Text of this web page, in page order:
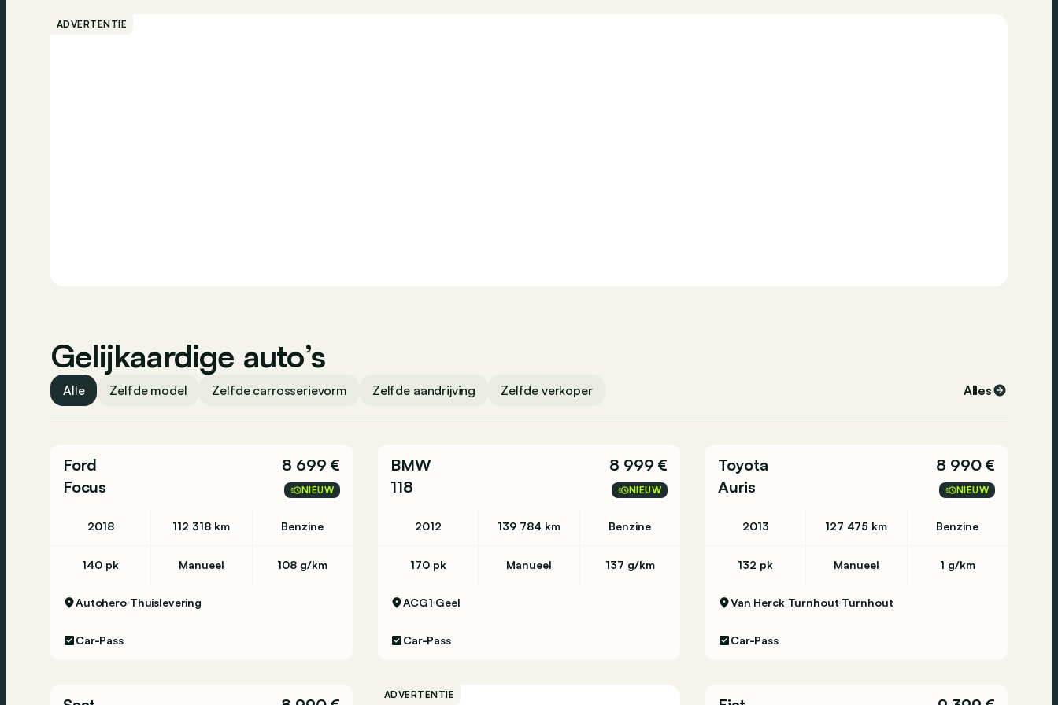
ADVERTENTIE
Gelijkaardige auto’s
Alle Zelfde model Zelfde carrosserievorm Zelfde aandrijving Zelfde verkoper Alles
Ford
Focus
8 699 €
NIEUW
2018 112 318 km Benzine
140 pk Manueel 108 g/km
Autohero Thuislevering
Car-Pass
BMW
118
8 999 €
NIEUW
2012 139 784 km Benzine
170 pk Manueel 137 g/km
ACG1 Geel
Car-Pass
Toyota
Auris
8 990 €
NIEUW
2013 127 475 km Benzine
132 pk Manueel 1 g/km
Van Herck Turnhout Turnhout
Car-Pass
ADVERTENTIE